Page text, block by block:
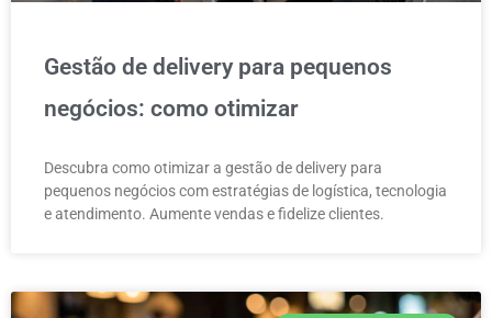
Gestão de delivery para pequenos
negócios: como otimizar
Descubra como otimizar a gestão de delivery para
pequenos negócios com estratégias de logística, tecnologia
e atendimento. Aumente vendas e fidelize clientes.